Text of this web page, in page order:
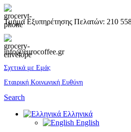
Τμήμα Εξυπηρέτησης Πελατών: 210
info@eurocoffee.gr
Σχετικά με Εμάς
Εταιρική Κοινωνική Ευθύνη
Search
Ελληνικά
English